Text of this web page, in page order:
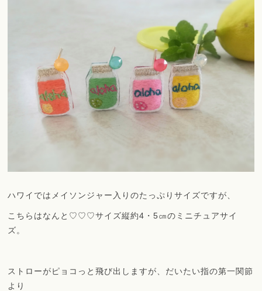
ハワイではメイソンジャー入りのたっぷりサイズですが、
こちらはなんと♡♡♡サイズ縦約4・5㎝のミニチュアサイ
ズ。
ストローがピョコっと飛び出しますが、だいたい指の第一関節
より